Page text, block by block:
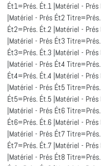
Ét1=Prés. Ét.1 |Matériel -
|Matériel - Prés Ét2
Ét2=Prés. Ét.2 |Matériel -
|Matériel - Prés Ét3
Ét3=Prés. Ét.3 |Matériel -
|Matériel - Prés Ét4
Ét4=Prés. Ét.4 |Matériel -
|Matériel - Prés Ét5
Ét5=Prés. Ét.5 |Matériel -
|Matériel - Prés Ét6
Ét6=Prés. Ét.6 |Matériel -
|Matériel - Prés Ét7
Ét7=Prés. Ét.7 |Matériel -
|Matériel - Prés Ét8